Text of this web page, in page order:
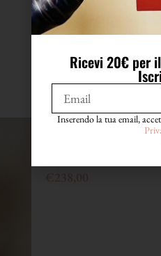
Sabot in laminato
Ricevi 20€ per
Inserendo la tua email,